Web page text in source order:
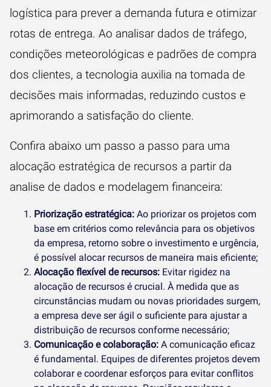
logística para prever a demanda futura e otimizar
rotas de entrega. Ao analisar dados de tráfego,
condições meteorológicas e padrões de compra
dos clientes, a tecnologia auxilia na tomada de
decisões mais informadas, reduzindo custos e
aprimorando a satisfação do cliente.
Confira abaixo um passo a passo para uma
alocação estratégica de recursos a partir da
analise de dados e modelagem financeira:
Priorização estratégica: Ao priorizar os projetos com
base em critérios como relevância para os objetivos
da empresa, retorno sobre o investimento e urgência,
é possível alocar recursos de maneira mais eficiente;
Alocação flexível de recursos: Evitar rigidez na
alocação de recursos é crucial. À medida que as
circunstâncias mudam ou novas prioridades surgem,
a empresa deve ser ágil o suficiente para ajustar a
distribuição de recursos conforme necessário;
Comunicação e colaboração: A comunicação eficaz
é fundamental. Equipes de diferentes projetos devem
colaborar e coordenar esforços para evitar conflitos